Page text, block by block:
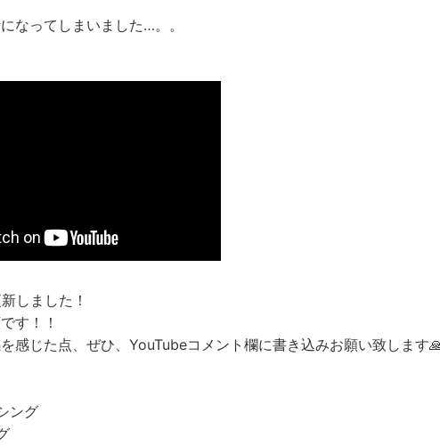
なってしまいました…。。
しました！
す！！
感じた点、ぜひ、YouTubeコメント欄に書き込みお願い致します
ング